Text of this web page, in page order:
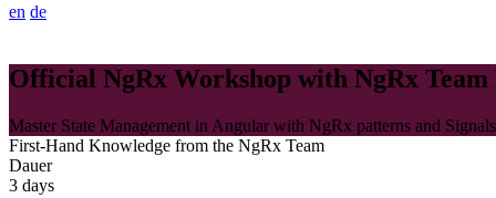
en de
Official NgRx Workshop with NgRx Team
Master State Management in Angular with NgRx patterns and Signals
First-Hand Knowledge from the NgRx Team
Dauer
3 days